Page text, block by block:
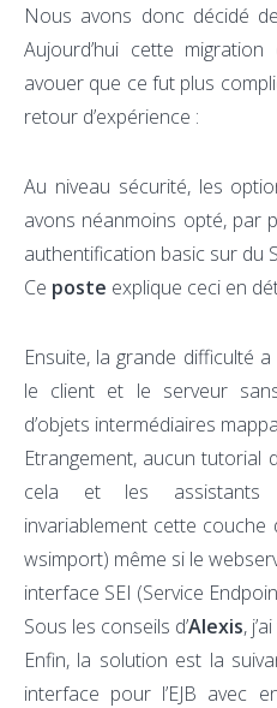
Nous avons donc décidé
Aujourd’hui cette
avouer que ce fut plus
retour d’expérience :
Au niveau sécurité, les
avons néanmoins opté, par
authentification basic sur du
Ce poste explique ceci en
Ensuite, la grande difficulté
le client et le serveur
d’objets intermédiaires
Etrangement, aucun tutorial
cela et les assistants
invariablement cette couche
wsimport) même si le
interface SEI (Service
Sous les conseils d’Alexis,
Enfin, la solution est la
interface pour l’EJB avec